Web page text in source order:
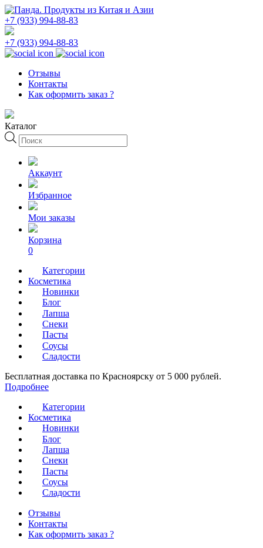
+7 (933) 994-88-83
+7 (933) 994-88-83
Отзывы
Контакты
Как оформить заказ ?
Каталог
Поиск
товаров
Аккаунт
Избранное
Мои заказы
Корзина
0
Категории
Косметика
Новинки
Блог
Лапша
Снеки
Пасты
Соусы
Сладости
Бесплатная доставка по Красноярску от 5 000 рублей.
Подробнее
Категории
Косметика
Новинки
Блог
Лапша
Снеки
Пасты
Соусы
Сладости
Отзывы
Контакты
Как оформить заказ ?